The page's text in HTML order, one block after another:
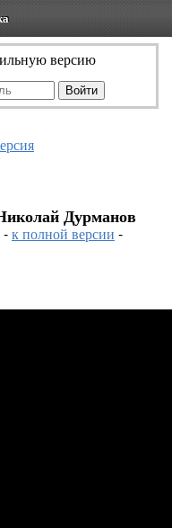
версию
Дурманов
-к полной версии -